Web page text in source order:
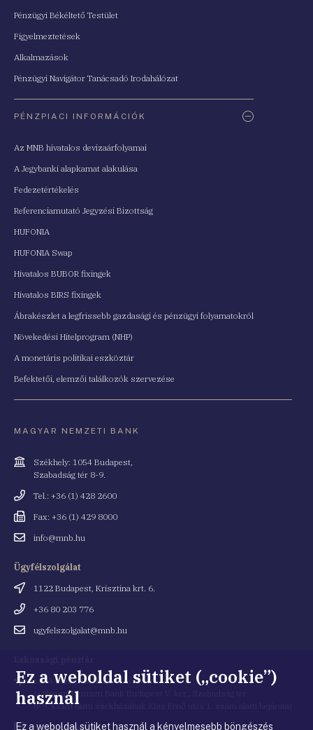
Pénzügyi Békéltető Testület
Figyelmeztetések
Alkalmazások
Pénzügyi Navigátor Tanácsadó Irodahálózat
PÉNZPIACI INFORMÁCIÓK
Az MNB hivatalos devizaárfolyamai
A Jegybanki alapkamat alakulása
Fedezetértékelés
Referenciamutató Jegyzési Bizottság
HUFONIA
HUFONIA Swap
Hivatalos BUBOR fixingek
Hivatalos BIRS fixingek
Ábrakészlet a legfrissebb gazdasági és pénzügyi folyamatokról
Növekedési Hitelprogram (NHP)
A monetáris politikai eszköztár
Befektetői, elemzői találkozók szervezése
MAGYAR NEMZETI BANK
Cím
Székhely: 1054 Budapest,
Szabadság tér 8-9.
Telefonszám
Tel.: +36 (1) 428 2600
Fax
Fax: +36 (1) 429 8000
Emailinfo@mnb.hu
Ügyfélszolgálat
Cím
1122 Budapest, Krisztina krt. 6.
Telefonszám
+36 80 203 776
Emailugyfelszolgalat@mnb.hu
Cím 1054 Budapest, Kiss Ernő utca 1.
(a Magyar Nemzeti Bank Budapest V. ker., Szabadság tér
8-9. szám alatti székházának Kiss Ernő utca 1. szám alatti bejárata)
Email penztar@mnb.hu
Ez a weboldal sütiket („cookie”)
használ
Ez a weboldal sütiket használ a kényelmesebb böngészés